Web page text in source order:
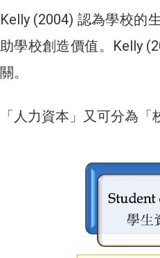
Kelly (2004) 認為學校的
助學校創造價值。Kelly
關。
「人力資本」又可分為